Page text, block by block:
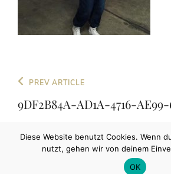
Beitragsnavigation
Previous
Post
PREV ARTICLE
9DF2B84A-AD1A-4716-AE99-
COPYRIGHT © 2026
CATCH
Diese Website benutzt Cookies. Wenn
nutzt, gehen wir von deinem
OK